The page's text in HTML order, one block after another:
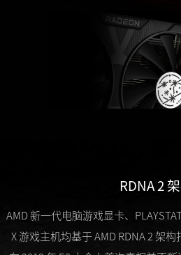
RDNA 2
AMD 新一代电脑游戏显卡、
X 游戏主机均基于 AMD RDNA 2 架